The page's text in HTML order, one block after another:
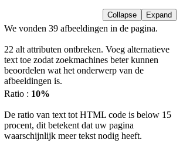
Expand
Collapse
We vonden 39 afbeeldingen in de pagina.
22 alt attributen ontbreken. Voeg alternatieve
text toe zodat zoekmachines beter kunnen
beoordelen wat het onderwerp van de
afbeeldingen is.
Ratio : 10%
De ratio van text tot HTML code is below 15
procent, dit betekent dat uw pagina
waarschijnlijk meer tekst nodig heeft.